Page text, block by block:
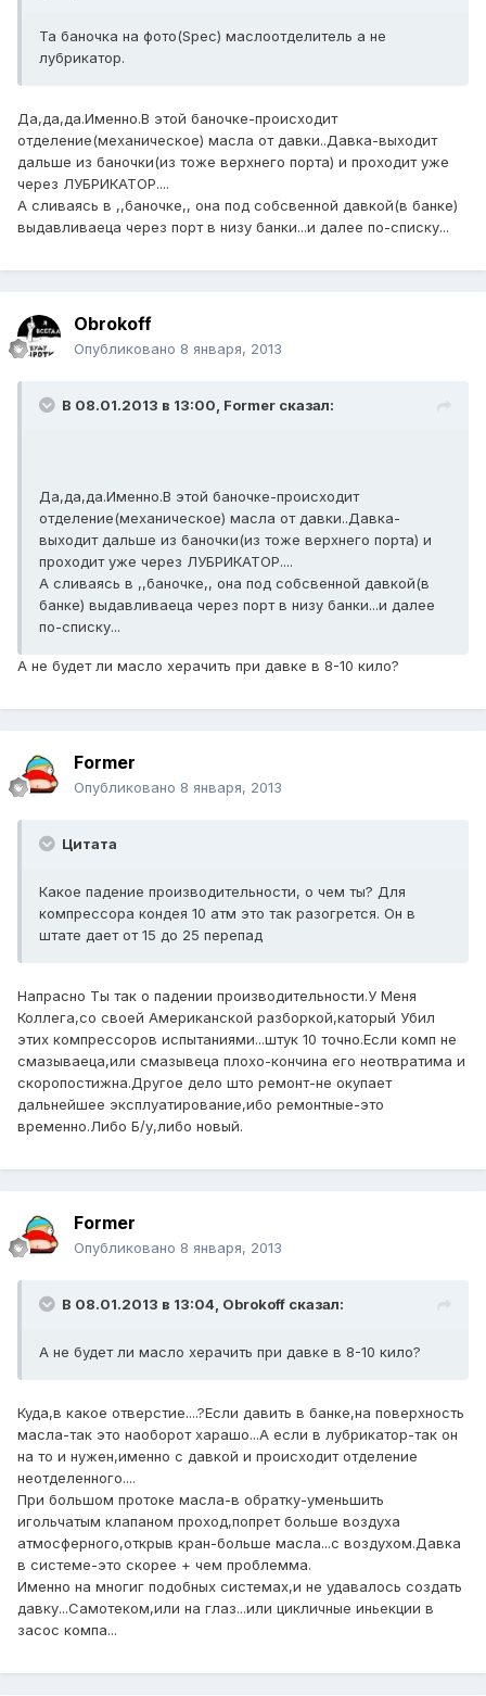
Та баночка на фото(Spec) маслоотделитель а не
лубрикатор.
Да,да,да.Именно.В этой баночке-происходит
отделение(механическое) масла от давки..Давка-выходит
дальше из баночки(из тоже верхнего порта) и проходит уже
через ЛУБРИКАТОР....
А сливаясь в ,,баночке,, она под собсвенной давкой(в банке)
выдавливаеца через порт в низу банки...и далее по-списку...
Obrokoff
Опубликовано 8 января, 2013
В 08.01.2013 в 13:00, Former сказал:
Да,да,да.Именно.В этой баночке-происходит
отделение(механическое) масла от давки..Давка-
выходит дальше из баночки(из тоже верхнего порта) и
проходит уже через ЛУБРИКАТОР....
А сливаясь в ,,баночке,, она под собсвенной давкой(в
банке) выдавливаеца через порт в низу банки...и далее
по-списку...
А не будет ли масло херачить при давке в 8-10 кило?
Former
Опубликовано 8 января, 2013
Цитата
Какое падение производительности, о чем ты? Для
компрессора кондея 10 атм это так разогрется. Он в
штате дает от 15 до 25 перепад
Напрасно Ты так о падении производительности.У Меня
Коллега,со своей Американской разборкой,каторый Убил
этих компрессоров испытаниями...штук 10 точно.Если комп не
смазываеца,или смазывеца плохо-кончина его неотвратима и
скоропостижна.Другое дело што ремонт-не окупает
дальнейшее эксплуатирование,ибо ремонтные-это
временно.Либо Б/у,либо новый.
Former
Опубликовано 8 января, 2013
В 08.01.2013 в 13:04, Obrokoff сказал:
А не будет ли масло херачить при давке в 8-10 кило?
Куда,в какое отверстие....?Если давить в банке,на поверхность
масла-так это наоборот харашо...А если в лубрикатор-так он
на то и нужен,именно с давкой и происходит отделение
неотделенного....
При большом протоке масла-в обратку-уменьшить
игольчатым клапаном проход,попрет больше воздуха
атмосферного,открыв кран-больше масла...с воздухом.Давка
в системе-это скорее + чем проблемма.
Именно на многиг подобных системах,и не удавалось создать
давку...Самотеком,или на глаз...или цикличные иньекции в
засос компа...